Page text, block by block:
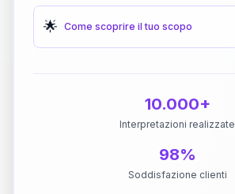
🌟 Come scoprire il tuo scopo
10.000+
Interpretazioni realizzate
98%
Soddisfazione clienti